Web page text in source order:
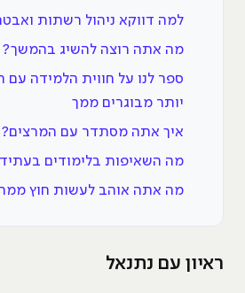
למה דווקא ניהול רשתות
מה אתה רוצה להשיג בהמשך?
ספר לנו על חווית הלמידה
יותר מבוגרים ממך
איך אתה מסתדר עם המרצים?
מה השאיפות בלימודים בעתיד
מה אתה אוהב לעשות חוץ
ראיון עם נתנאל